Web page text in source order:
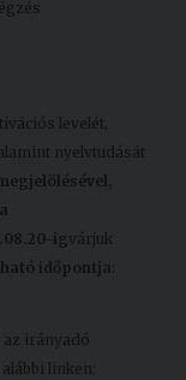
levelét,
nyelvtudását
igvárjuk
időpontja:
az irányadó
linken: